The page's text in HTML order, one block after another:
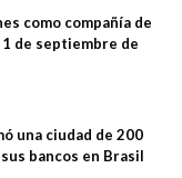
como compañía de
de septiembre de
una ciudad de 200
bancos en Brasil